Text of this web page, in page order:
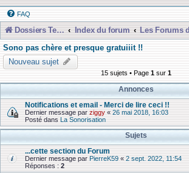
FAQ
Dossiers Techniques Index du forum
Sono pas chère et presque gratuiiit !!
Nouveau sujet
15 sujets • Page 1 sur 1
Annonces
Notifications et email - Merci de lire ceci !!
Dernier message par ziggy « 26 mai 2018, 16:03
Posté dans La Sonorisation
Sujets
...cette section du Forum
Dernier message par PierreK59 « 2 sept. 2022, 11:54
Réponses : 2